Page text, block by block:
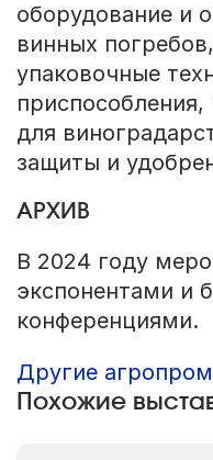
оборудование и
винных
упаковочные
для
защиты и
АРХИВ
В 2024 году
экспонентами и
конференциями.
Другие
Похожие